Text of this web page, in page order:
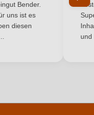
Italien
IGP
Passwort vergessen
Bender.
uns ist es
diesen
und